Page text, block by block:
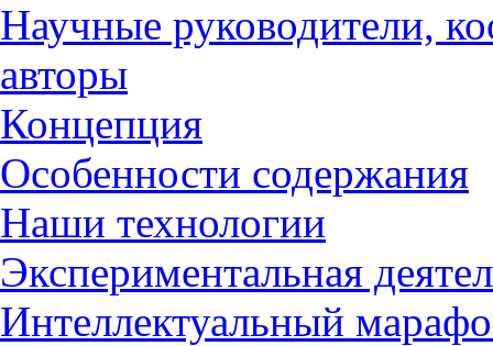
Научные руководители,
авторы
Концепция
Особенности содержания
Наши технологии
Экспериментальная
Интеллектуальный